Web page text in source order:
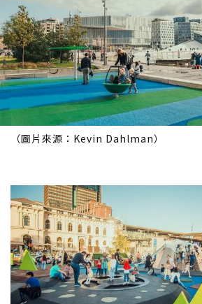
（圖片來源：Kevin Dahlman）